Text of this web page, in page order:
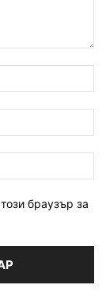
браузър за